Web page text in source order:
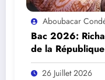
Aboubacar
Bac 2026:
de la
réussite.
26 Juillet 2026